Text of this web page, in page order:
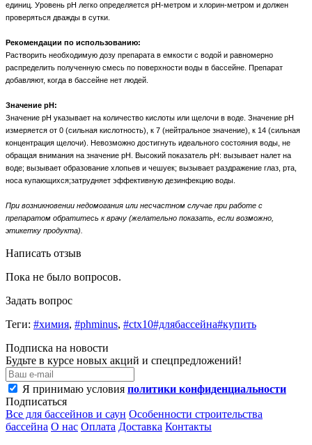
единиц. Уровень pH легко определяется pH-метром и хлорин-метром и должен
проверяться дважды в сутки.
Рекомендации по использованию:
Растворить необходимую дозу препарата в емкости с водой и равномерно
распределить полученную смесь по поверхности воды в бассейне. Препарат
добавляют, когда в бассейне нет людей.
Значение pH:
Значение pH указывает на количество кислоты или щелочи в воде. Значение pH
измеряется от 0 (сильная кислотность), к 7 (нейтральное значение), к 14 (сильная
концентрация щелочи). Невозможно достигнуть идеального состояния воды, не
обращая внимания на значение pH. Высокий показатель pH: вызывает налет на
воде; вызывает образование хлопьев и чешуек; вызывает раздражение глаз, рта,
носа купающихся;затрудняет эффективную дезинфекцию воды.
При возникновении недомогания или несчастном случае при работе с
препаратом обратитесь к врачу (желательно показать, если возможно,
этикетку продукта).
Написать отзыв
Пока не было вопросов.
Задать вопрос
Теги: #химия, #phminus, #ctx10#длябассейна#купить
Подписка на новости
Будьте в курсе новых акций и спецпредложений!
Я принимаю условия политики конфиденциальности
Подписаться
Все для бассейнов и саун Особенности строительства
бассейна О нас Оплата Доставка Контакты